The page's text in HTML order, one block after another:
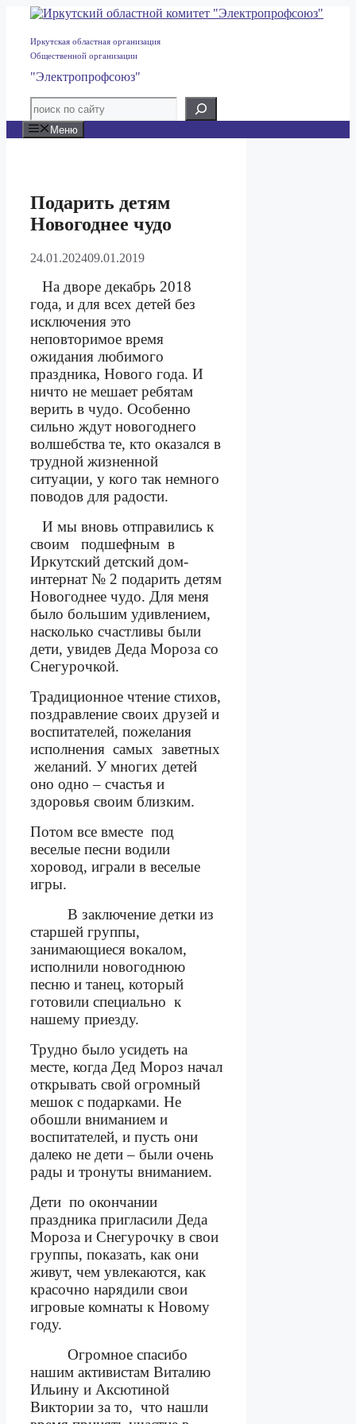
Перейти
содержимому
Иркутская областная организация
Общественной организации
"Электропрофсоюз"
Меню
Подарить детям
Новогоднее чудо
24.01.202409.01.2019
На дворе декабрь 2018
года, и для всех детей без
исключения это
неповторимое время
ожидания любимого
праздника, Нового года. И
ничто не мешает ребятам
верить в чудо. Особенно
сильно ждут новогоднего
волшебства те, кто оказался в
трудной жизненной
ситуации, у кого так немного
поводов для радости.
И мы вновь отправились к
своим
подшефным в
Иркутский детский дом-
интернат № 2 подарить детям
Новогоднее чудо. Для меня
было большим удивлением,
насколько счастливы были
дети, увидев Деда Мороза со
Снегурочкой.
Традиционное чтение стихов,
поздравление своих друзей и
воспитателей, пожелания
исполнения самых заветных
желаний. У многих детей
оно одно – счастья и
здоровья своим близким.
Потом все вместе под
веселые песни водили
хоровод, играли в веселые
игры.
В заключение детки из
старшей группы,
занимающиеся вокалом,
исполнили новогоднюю
песню и танец, который
готовили специально к
нашему приезду.
Трудно было усидеть на
месте, когда Дед Мороз начал
открывать свой огромный
мешок с подарками. Не
обошли вниманием и
воспитателей, и пусть они
далеко не дети – были очень
рады и тронуты вниманием.
Дети по окончании
праздника пригласили Деда
Мороза и Снегурочку в свои
группы, показать, как они
живут, чем увлекаются, как
красочно нарядили свои
игровые комнаты к Новому
году.
Огромное спасибо
нашим активистам Виталию
Ильину и Аксютиной
Виктории за то, что нашли